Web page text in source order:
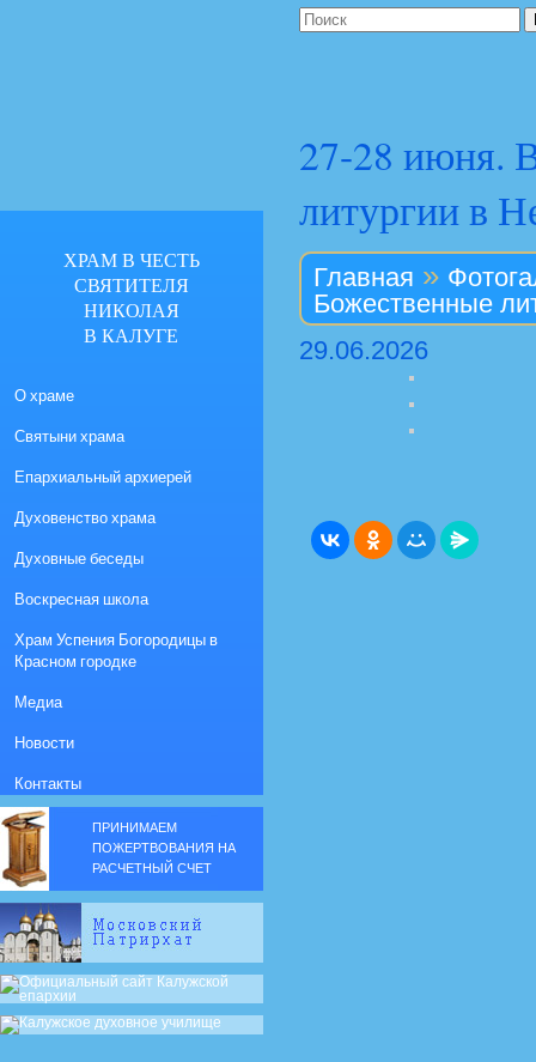
27-28 июня.
литургии в
Главная »
Божественные
29.06.2026
ХРАМ В ЧЕСТЬ
СВЯТИТЕЛЯ
НИКОЛАЯ
В КАЛУГЕ
О храме
Святыни храма
Епархиальный архиерей
Духовенство храма
Духовные беседы
Воскресная школа
Храм Успения Богородицы в
Красном городке
Медиа
Новости
Контакты
ПРИНИМАЕМ
ПОЖЕРТВОВАНИЯ НА
РАСЧЕТНЫЙ СЧЕТ